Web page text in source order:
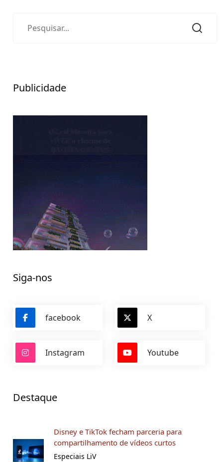
Publicidade
Siga-nos
facebook X
Instagram Youtube
Destaque
Disney e TikTok fecham parceria para
compartilhamento de vídeos curtos
Especiais LiV